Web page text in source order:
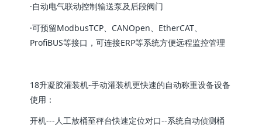
·自动电气联动控制输送泵及后段阀门
·可预留ModbusTCP、CANOpen、EtherCAT、
ProfiBUS等接口，可连接ERP等系统方便远程监控管理
18升凝胶灌装机-手动灌装机更快速的自动称重设备设备
使用：
开机---人工放桶至秤台快速定位对口--系统自动侦测桶